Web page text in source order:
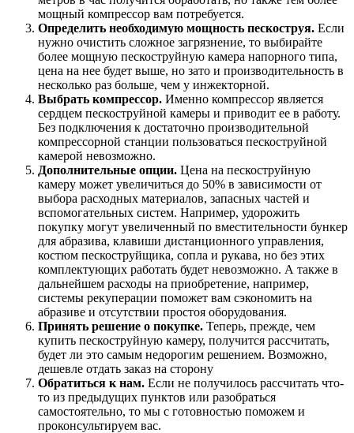
мощный компрессор вам потребуется.
Определить необходимую мощность пескоструя. Если
нужно очистить сложное загрязнение, то выбирайте
более мощную пескоструйную камера напорного типа,
цена на нее будет выше, но зато и производительность в
несколько раз больше, чем у инжекторной.
Выбрать компрессор. Именно компрессор является
сердцем пескоструйной камеры и приводит ее в работу.
Без подключения к достаточно производительной
компрессорной станции пользоваться пескоструйной
камерой невозможно.
Дополнительные опции. Цена на пескоструйную
камеру может увеличиться до 50% в зависимости от
выбора расходных материалов, запасных частей и
вспомогательных систем. Например, удорожить
покупку могут увеличенный по вместительности бункер
для абразива, клавиши дистанционного управления,
костюм пескоструйщика, сопла и рукава, но без этих
комплектующих работать будет невозможно. А также в
дальнейшем расходы на приобретение, например,
системы рекуперации поможет вам сэкономить на
абразиве и отсутствии простоя оборудования.
Принять решение о покупке. Теперь, прежде, чем
купить пескоструйную камеру, получится рассчитать,
будет ли это самым недорогим решением. Возможно,
дешевле отдать заказ на сторону
Обратиться к нам. Если не получилось рассчитать что-
то из предыдущих пунктов или разобраться
самостоятельно, то мы с готовностью поможем и
проконсультируем вас.